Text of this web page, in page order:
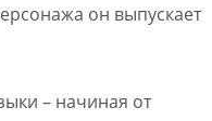
он выпускает
– начиная от